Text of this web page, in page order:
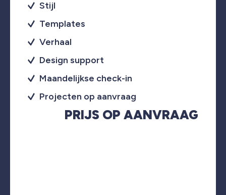
Stijl
Templates
Verhaal
Design support
Maandelijkse check-in
Projecten op aanvraag
PRIJS OP AANVRAAG